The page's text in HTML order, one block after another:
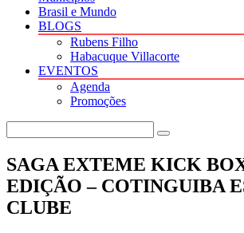
Brasil e Mundo
BLOGS
Rubens Filho
Habacuque Villacorte
EVENTOS
Agenda
Promoções
SAGA EXTEME KICK
EDIÇÃO – COTINGUIBA
CLUBE